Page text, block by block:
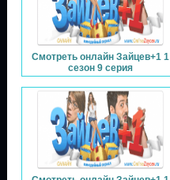
Смотреть онлайн Зайцев+1 1
сезон 9 серия